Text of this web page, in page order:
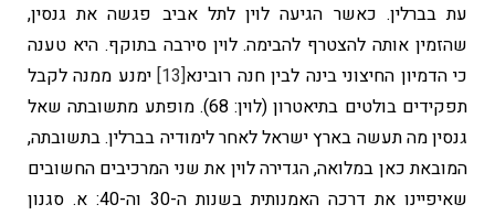
עת בברלין. כאשר הגיעה לוין לתל אביב פגשה את גנסין,
שהזמין אותה להצטרף להבימה. לוין סירבה בתוקף. היא טענה
כי הדמיון החיצוני בינה לבין חנה רובינא[13]
ימנע ממנה לקבל
תפקידים בולטים בתיאטרון (לוין: 68). מופתע מתשובתה שאל
גנסין מה תעשה בארץ ישראל לאחר לימודיה בברלין. בתשובתה,
המובאת כאן במלואה, הגדירה לוין את שני המרכיבים החשובים
שאיפיינו את דרכה האמנותית בשנות ה-30 וה-40: א. סגנון